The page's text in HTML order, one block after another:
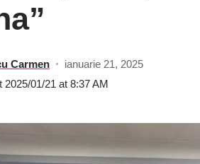
Carmen
ianuarie 21, 2025
2025/01/21 at 8:37 AM